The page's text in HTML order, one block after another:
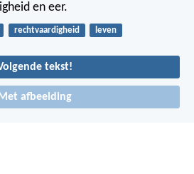
en eer.
rechtvaardigheid leven
tekst!
Met afbeelding